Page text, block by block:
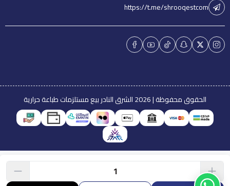
https://t.me/shrooqestcom
الحقوق محفوظة | 2026 الشرق النادر بيع مستلزمات طباعة حرارية